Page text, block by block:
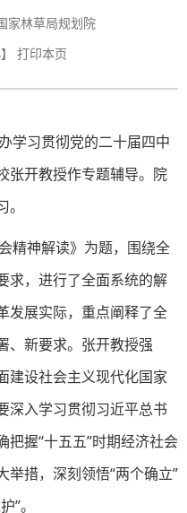
林草局规划院
】 打印本页
学习贯彻党的二十届四中
张开教授作专题辅导。院
。
精神解读》为题，围绕全
求，进行了全面系统的解
发展实际，重点阐释了全
、新要求。张开教授强
建设社会主义现代化国家
深入学习贯彻习近平总书
把握“十五五”时期经济社会
措，深刻领悟“两个确立”
”。